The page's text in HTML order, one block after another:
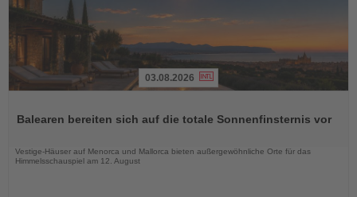
die
03.08.2026
Balearen bereiten sich auf die totale Sonnenfinsternis vor
Vestige-Häuser auf Menorca und Mallorca bieten außergewöhnliche Orte für das
Himmelsschauspiel am 12. August